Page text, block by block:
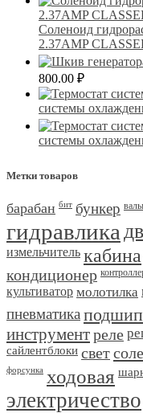
Соленоид
2.37AMP
800.00 ₽
системы
системы
Метки товаров
барабан бит бункер валы
гидравлика
измельчитель кабина
кондиционер
культиватор молотилка
пневматика
инструментреле
сайлентблоки свет
форсунка ходовая
электричество